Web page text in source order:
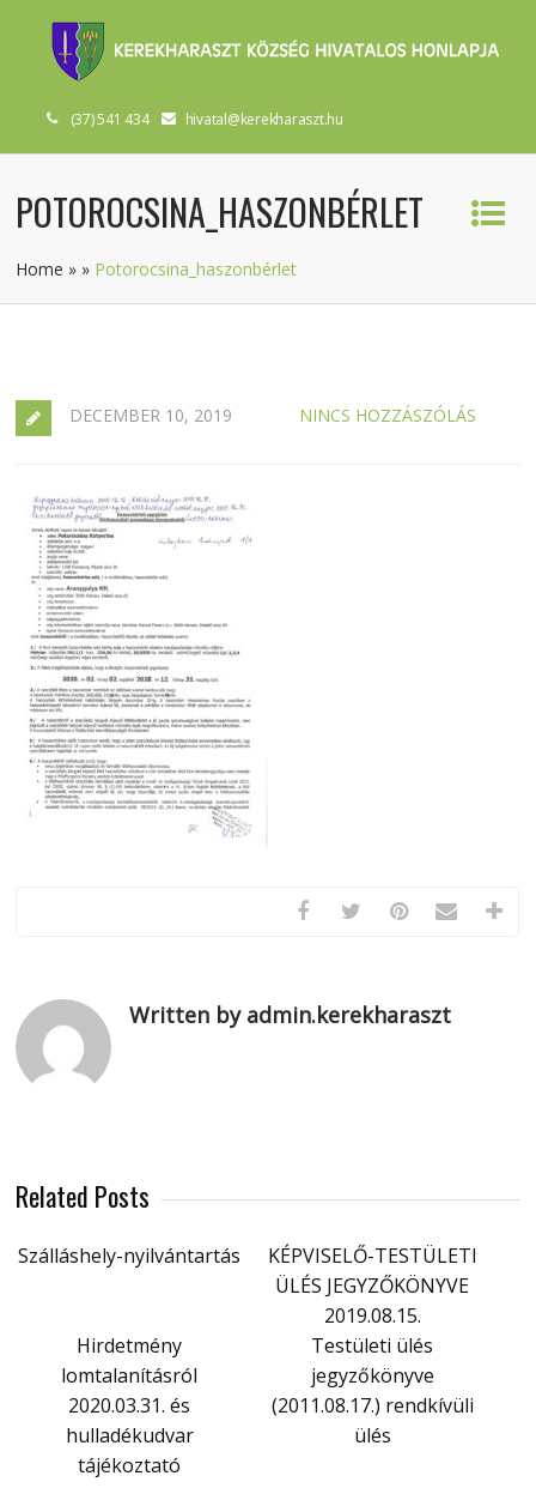
(37) 541 434 hivatal@kerekharaszt.hu
POTOROCSINA_HASZONBÉRLET
Home » » Potorocsina_haszonbérlet
DECEMBER 10, 2019 NINCS HOZZÁSZÓLÁS
Written by admin.kerekharaszt
Related Posts
Szálláshely-nyilvántartás
KÉPVISELŐ-TESTÜLETI
ÜLÉS JEGYZŐKÖNYVE
2019.08.15.
Hirdetmény
lomtalanításról
2020.03.31. és
hulladékudvar
tájékoztató
Testületi ülés
jegyzőkönyve
(2011.08.17.) rendkívüli
ülés